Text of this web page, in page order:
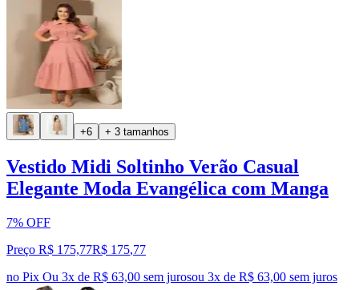
+6 + 3 tamanhos
Vestido Midi Soltinho Verão Casual
Elegante Moda Evangélica com Manga
7% OFF
Preço R$ 175,77R$ 175,77
no Pix Ou 3x de R$ 63,00 sem jurosou 3x de R$ 63,00 sem juros